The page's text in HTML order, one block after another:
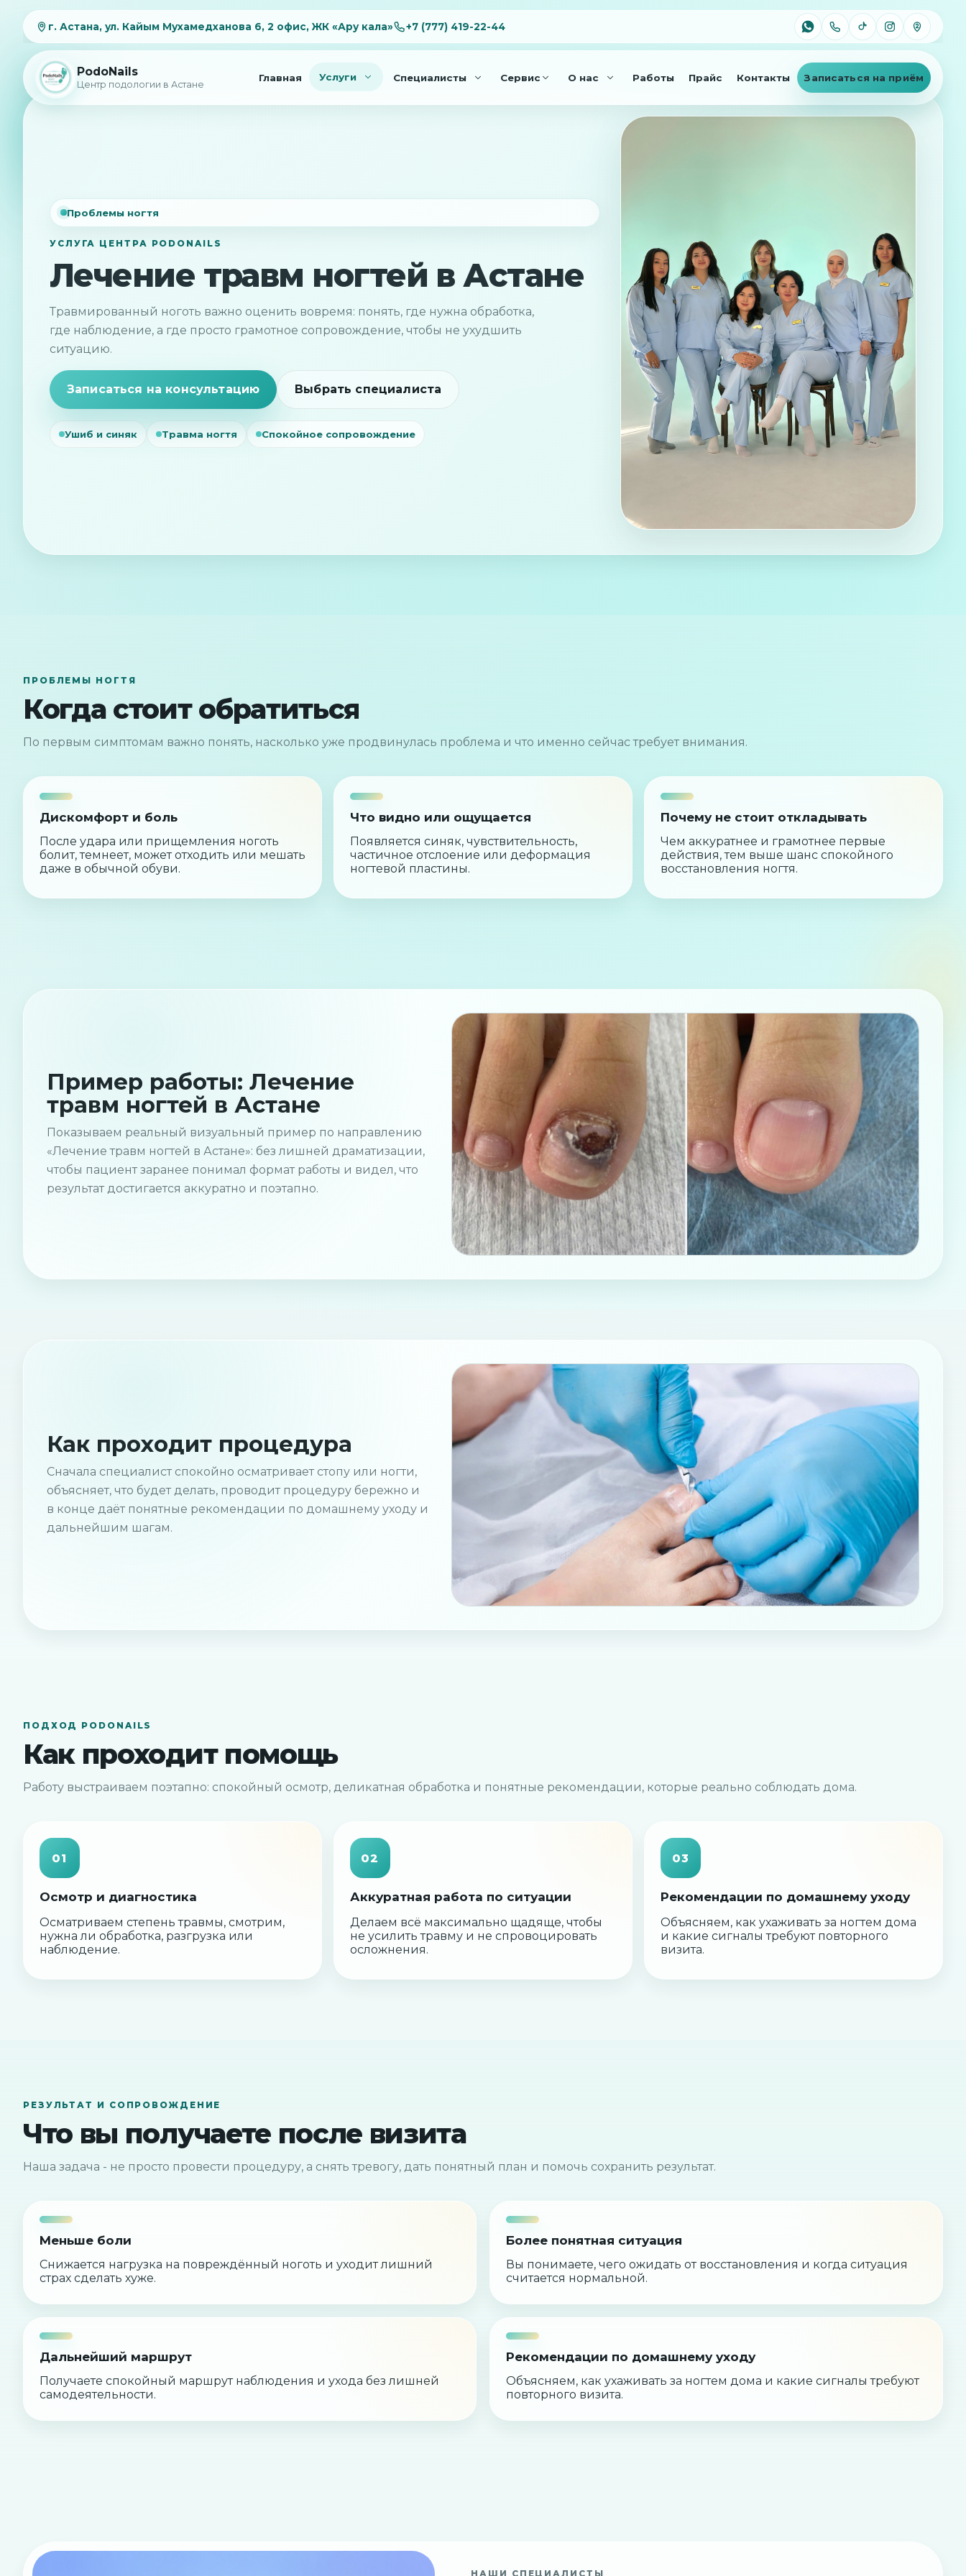
г. Астана, ул. Кайым Мухамедханова 6, 2 офис, ЖК «Ару кала» +7 (777) 419-22-44
PodoNails
Центр подологии в Астане
Главная Услуги Специалисты Сервис О нас Работы Прайс Контакты Записаться на приём
Проблемы ногтя
УСЛУГА ЦЕНТРА PODONAILS
Лечение травм ногтей в Астане
Травмированный ноготь важно оценить вовремя: понять, где нужна обработка,
где наблюдение, а где просто грамотное сопровождение, чтобы не ухудшить
ситуацию.
Записаться на консультацию Выбрать специалиста
Ушиб и синяк Травма ногтя Спокойное сопровождение
ПРОБЛЕМЫ НОГТЯ
Когда стоит обратиться
По первым симптомам важно понять, насколько уже продвинулась проблема и что именно сейчас требует внимания.
Дискомфорт и боль
После удара или прищемления ноготь
болит, темнеет, может отходить или мешать
даже в обычной обуви.
Что видно или ощущается
Появляется синяк, чувствительность,
частичное отслоение или деформация
ногтевой пластины.
Почему не стоит откладывать
Чем аккуратнее и грамотнее первые
действия, тем выше шанс спокойного
восстановления ногтя.
Пример работы: Лечение
травм ногтей в Астане
Показываем реальный визуальный пример по направлению
«Лечение травм ногтей в Астане»: без лишней драматизации,
чтобы пациент заранее понимал формат работы и видел, что
результат достигается аккуратно и поэтапно.
Как проходит процедура
Сначала специалист спокойно осматривает стопу или ногти,
объясняет, что будет делать, проводит процедуру бережно и
в конце даёт понятные рекомендации по домашнему уходу и
дальнейшим шагам.
ПОДХОД PODONAILS
Как проходит помощь
Работу выстраиваем поэтапно: спокойный осмотр, деликатная обработка и понятные рекомендации, которые реально соблюдать дома.
01
Осмотр и диагностика
Осматриваем степень травмы, смотрим,
нужна ли обработка, разгрузка или
наблюдение.
02
Аккуратная работа по ситуации
Делаем всё максимально щадяще, чтобы
не усилить травму и не спровоцировать
осложнения.
03
Рекомендации по домашнему уходу
Объясняем, как ухаживать за ногтем дома
и какие сигналы требуют повторного
визита.
РЕЗУЛЬТАТ И СОПРОВОЖДЕНИЕ
Что вы получаете после визита
Наша задача - не просто провести процедуру, а снять тревогу, дать понятный план и помочь сохранить результат.
Меньше боли
Снижается нагрузка на повреждённый ноготь и уходит лишний
страх сделать хуже.
Более понятная ситуация
Вы понимаете, чего ожидать от восстановления и когда ситуация
считается нормальной.
Дальнейший маршрут
Получаете спокойный маршрут наблюдения и ухода без лишней
самодеятельности.
Рекомендации по домашнему уходу
Объясняем, как ухаживать за ногтем дома и какие сигналы требуют
повторного визита.